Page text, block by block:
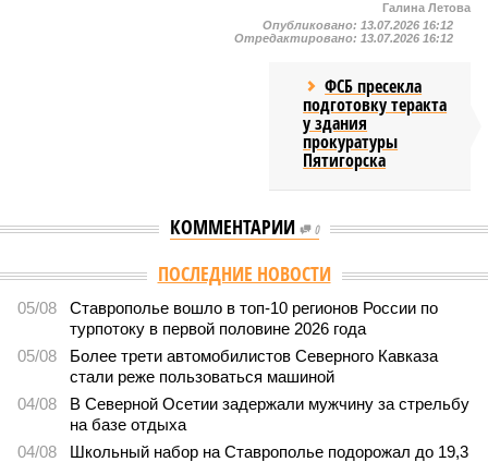
Галина Летова
Опубликовано: 13.07.2026 16:12
Отредактировано: 13.07.2026 16:12
ФСБ пресекла
подготовку теракта
у здания
прокуратуры
Пятигорска
КОММЕНТАРИИ 0
ПОСЛЕДНИЕ НОВОСТИ
05/08
Ставрополье вошло в топ-10 регионов России по
турпотоку в первой половине 2026 года
05/08
Более трети автомобилистов Северного Кавказа
стали реже пользоваться машиной
04/08
В Северной Осетии задержали мужчину за стрельбу
на базе отдыха
04/08
Школьный набор на Ставрополье подорожал до 19,3